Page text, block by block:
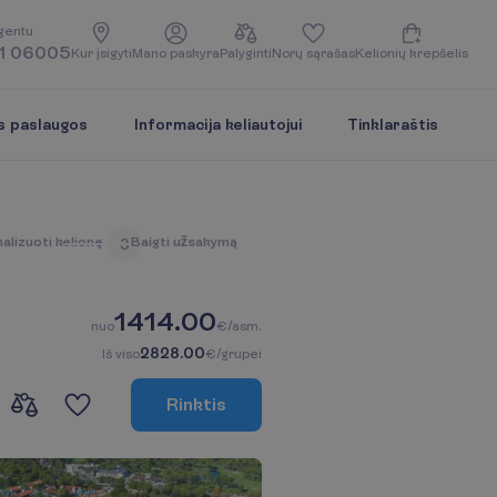
entu
06005Kur įsigytiMano paskyraPalygintiNorų sąrašasKelionių krepšelis
paslaugos Informacija keliautojui Tinklaraštis
alizuoti kelionę 3 Baigti užsakymą
nuo1414.00€/asm.
Iš viso2828.00€/grupei
Rinktis